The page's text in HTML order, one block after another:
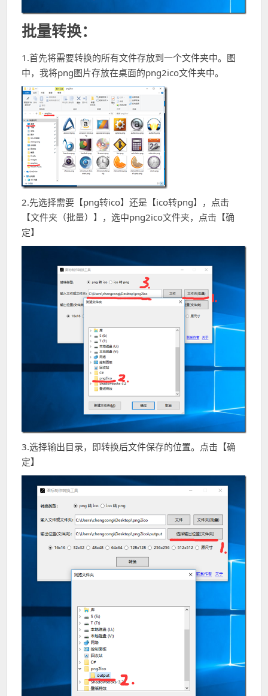
批量转换：
1.首先将需要转换的所有文件存放到一个文件夹中。图
中，我将png图片存放在桌面的png2ico文件夹中。
2.先选择需要【png转ico】还是【ico转png】，点击
【文件夹（批量）】，选中png2ico文件夹，点击【确
定】
3.选择输出目录，即转换后文件保存的位置。点击【确
定】